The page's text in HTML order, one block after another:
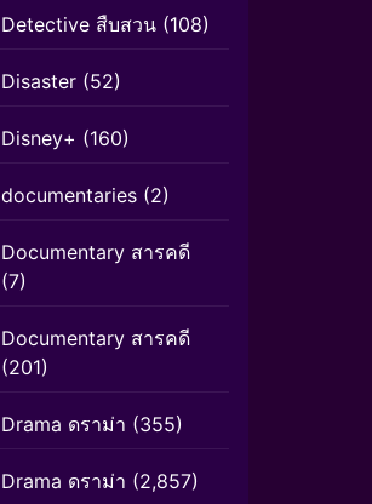
Detective สืบสวน (108)
Disaster (52)
Disney+ (160)
documentaries (2)
Documentary สารคดี
(7)
Documentary สารคดี
(201)
Drama ดราม่า (355)
Drama ดราม่า (2,857)